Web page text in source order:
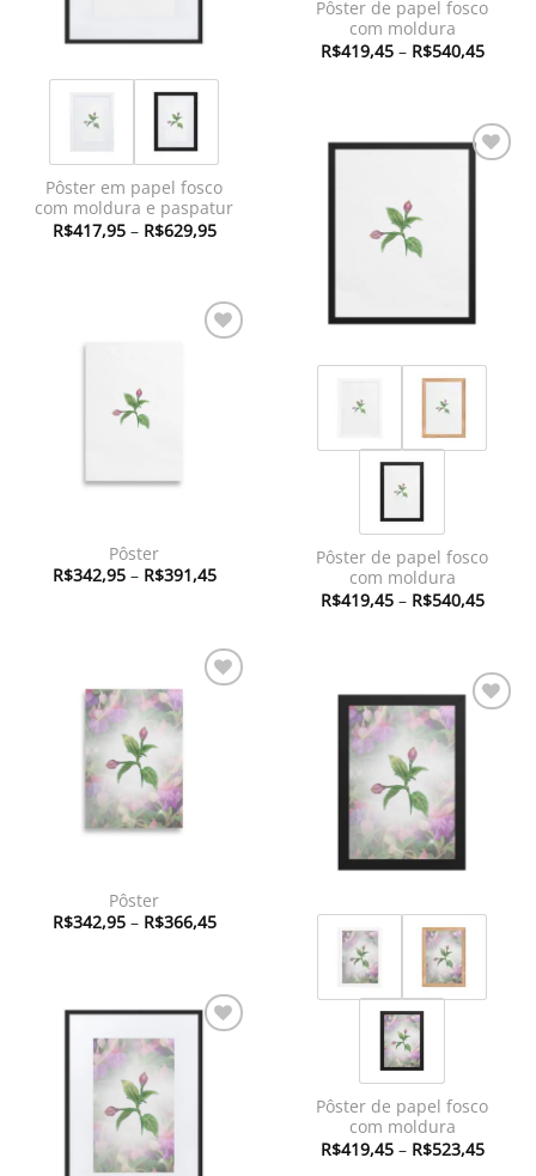
Pôster de papel fosco
com moldura
R$419,45 – R$540,45Faixa
de
Pôster em papel fosco
com moldura e paspatur
R$417,95 – R$629,95Faixa
de
R$629,95
Pôster de papel fosco
com moldura
R$419,45 – R$540,45Faixa
de
Pôster
R$342,95 – R$391,45Faixa
de
R$391,45
Adicionar
à lista de
desejos
Pôster
R$342,95 – R$366,45Faixa
de
R$366,45
Adicionar
à lista de
Pôster de papel fosco
com moldura
R$419,45 – R$523,45Faixa
de